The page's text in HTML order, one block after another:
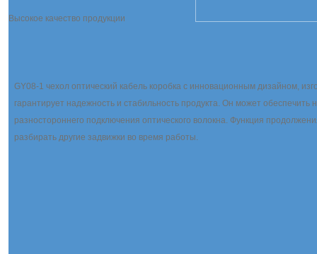
Высокое качество продукции
GY08-1 чехол оптический кабель коробка с инновационным дизайном,
гарантирует надежность и стабильность продукта. Он может
разностороннего подключения оптического волокна. Функция
разбирать другие задвижки во время работы.